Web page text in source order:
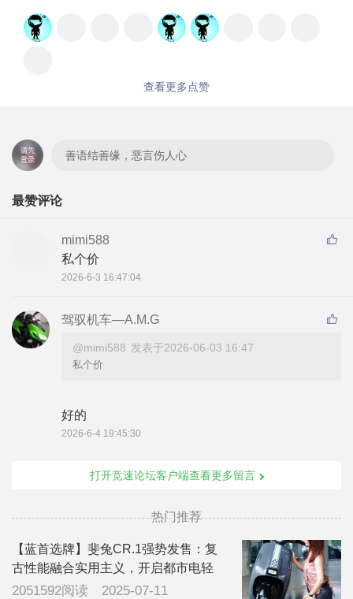
查看更多点赞
善语结善缘，恶言伤人心
最赞评论
mimi588
私个价
2026-6-3 16:47:04
驾驭机车—A.M.G
@mimi588 发表于2026-06-03 16:47
私个价
好的
2026-6-4 19:45:30
打开竞速论坛客户端查看更多留言
热门推荐
【蓝首选牌】斐兔CR.1强势发售：复
古性能融合实用主义，开启都市电轻
摩“赛道日常！
2051592阅读 2025-07-11